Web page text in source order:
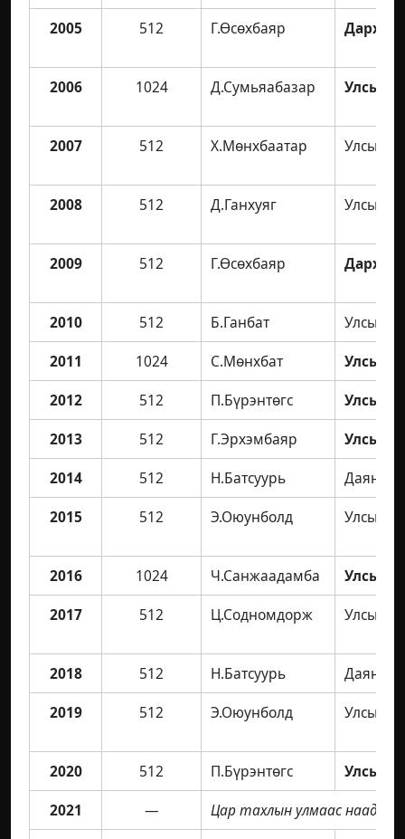
2005
512 Г.Өсөхбаяр Дархан
2006 1024 Д.Сумьяабазар Улсын
2007 512 Х.Мөнхбаатар Улсын
2008 512 Д.Ганхуяг Улсын
2009 512 Г.Өсөхбаяр Дархан
2010 512 Б.Ганбат
Улсын
2011
1024 С.Мөнхбат
Улсын
2012
512 П.Бүрэнтөгс
Улсын
2013
512 Г.Эрхэмбаяр
Улсын
2014
512 Н.Батсуурь
Даян
2015
512 Э.Оюунболд Улсын
2016 1024 Ч.Санжаадамба
Улсын
2017
512 Ц.Содномдорж Улсын
2018 512 Н.Батсуурь
Даян
2019
512 Э.Оюунболд Улсын
2020 512 П.Бүрэнтөгс
Улсын
2021
—
Цар тахлын улмаас наадам